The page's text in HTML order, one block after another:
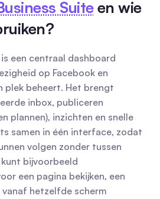
Suite en wie
een centraal dashboard
op Facebook en
plek beheert. Het brengt
inbox, publiceren
plannen), inzichten en snelle
samen in één interface, zodat
volgen zonder tussen
bijvoorbeeld
een pagina bekijken, een
hetzelfde scherm